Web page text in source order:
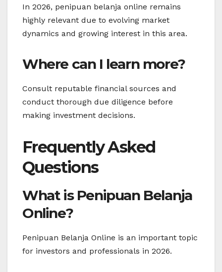
In 2026, penipuan belanja online remains
highly relevant due to evolving market
dynamics and growing interest in this area.
Where can I learn more?
Consult reputable financial sources and
conduct thorough due diligence before
making investment decisions.
Frequently Asked
Questions
What is Penipuan Belanja
Online?
Penipuan Belanja Online is an important topic
for investors and professionals in 2026.